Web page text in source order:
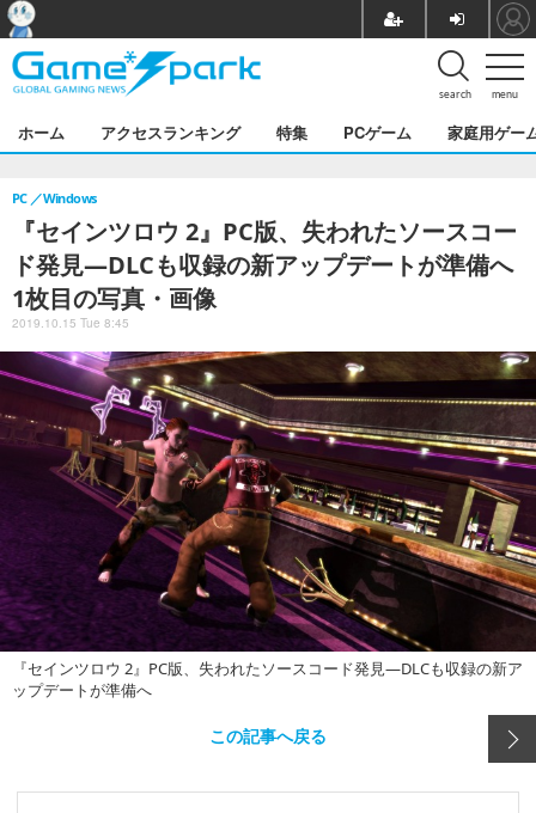
menu
search
ホーム アクセスランキング 特集 PCゲーム 家庭用ゲー
『セインツロウ 2』PC版、失われたソースコー
ド発見―DLCも収録の新アップデートが準備へ
1枚目の写真・画像
PC Windows
2019.10.15 Tue 8:45
『セインツロウ 2』PC版、失われたソースコード発見―DLCも収録の新ア
ップデートが準備へ
この記事へ戻る